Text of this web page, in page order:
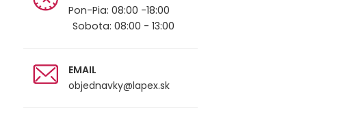
Pon-Pia: 08:00 -18:00
Sobota: 08:00 - 13:00
EMAIL
objednavky@lapex.sk